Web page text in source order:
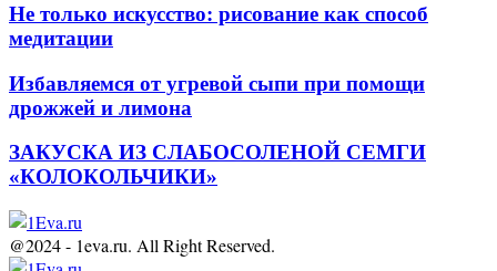
Не только искусство: рисование как способ
медитации
Избавляемся от угревой сыпи при помощи
дрожжей и лимона
ЗАКУСКА ИЗ СЛАБОСОЛЕНОЙ СЕМГИ
«КОЛОКОЛЬЧИКИ»
@2024 - 1eva.ru. All Right Reserved.